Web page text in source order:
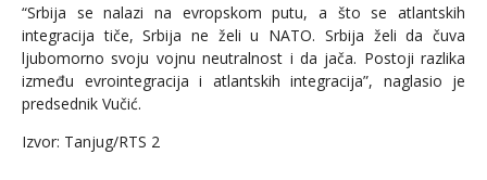
“Srbija se nalazi na evropskom putu, a što se atlantskih
integracija tiče, Srbija ne želi u NATO. Srbija želi da čuva
ljubomorno svoju vojnu neutralnost i da jača. Postoji razlika
između evrointegracija i atlantskih integracija”, naglasio je
predsednik Vučić.
Izvor: Tanjug/RTS 2